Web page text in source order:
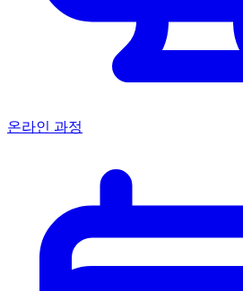
온라인 과정